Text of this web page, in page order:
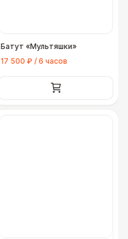
Батут «Мультяшки»
17 500 ₽ / 6 часов